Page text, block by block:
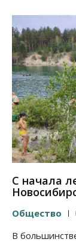
С начала
Общество
В